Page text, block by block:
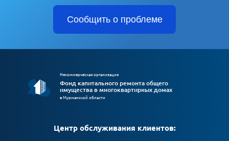
Сообщить о проблеме
Некоммерческая организация
Фонд капитального ремонта общего
имущества в многоквартирных домах
в Мурманской области
Центр обслуживания клиентов: